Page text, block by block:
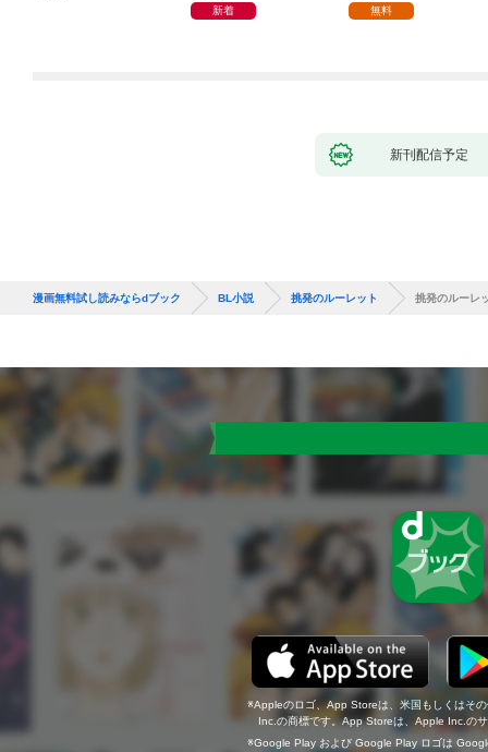
新着 無料
新刊配信予定
漫画無料試し読みならdブック BL小説 挑発のルーレット 挑発のルーレ
Appleのロゴ、App Storeは、米国もしくはそ
Inc.の商標です。App Storeは、Apple Inc.の
Google Play および Google Play ロゴは